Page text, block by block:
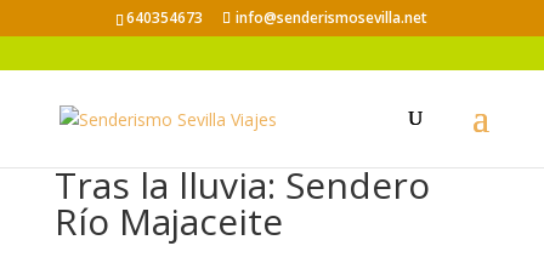
640354673 info@senderismosevilla.net
Tras la lluvia: Sendero
Río Majaceite